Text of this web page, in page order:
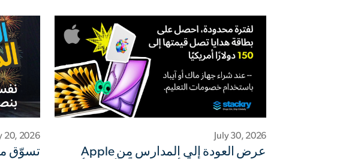
July 30, 2026
عرض العودة إلى المدارس من Apple
20, 2026
تسوّق